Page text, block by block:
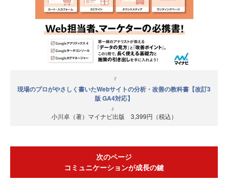
『
現場のプロがやさしく書いたWebサイトの分析・改善の教科書【改訂3
版 GA4対応】
』
小川卓（著）マイナビ出版 3,399円（税込）
次のページ
コミュニケーションが成長の鍵